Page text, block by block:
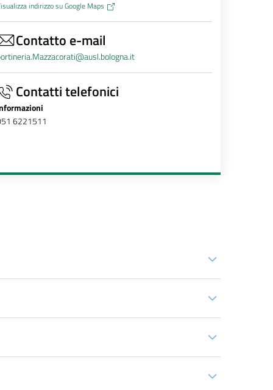
indirizzo su Google Maps
Contatto e-mail
Contatti telefonici
6221511